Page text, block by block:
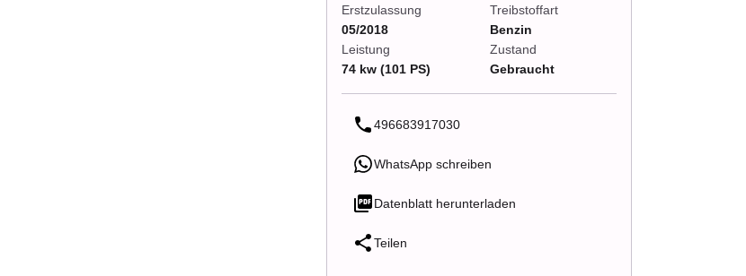
Erstzulassung
05/2018
Leistung
74 kw (101 PS)
Treibstoffart
Benzin
Zustand
Gebraucht
496683917030
WhatsApp schreiben
Datenblatt herunterladen
Teilen